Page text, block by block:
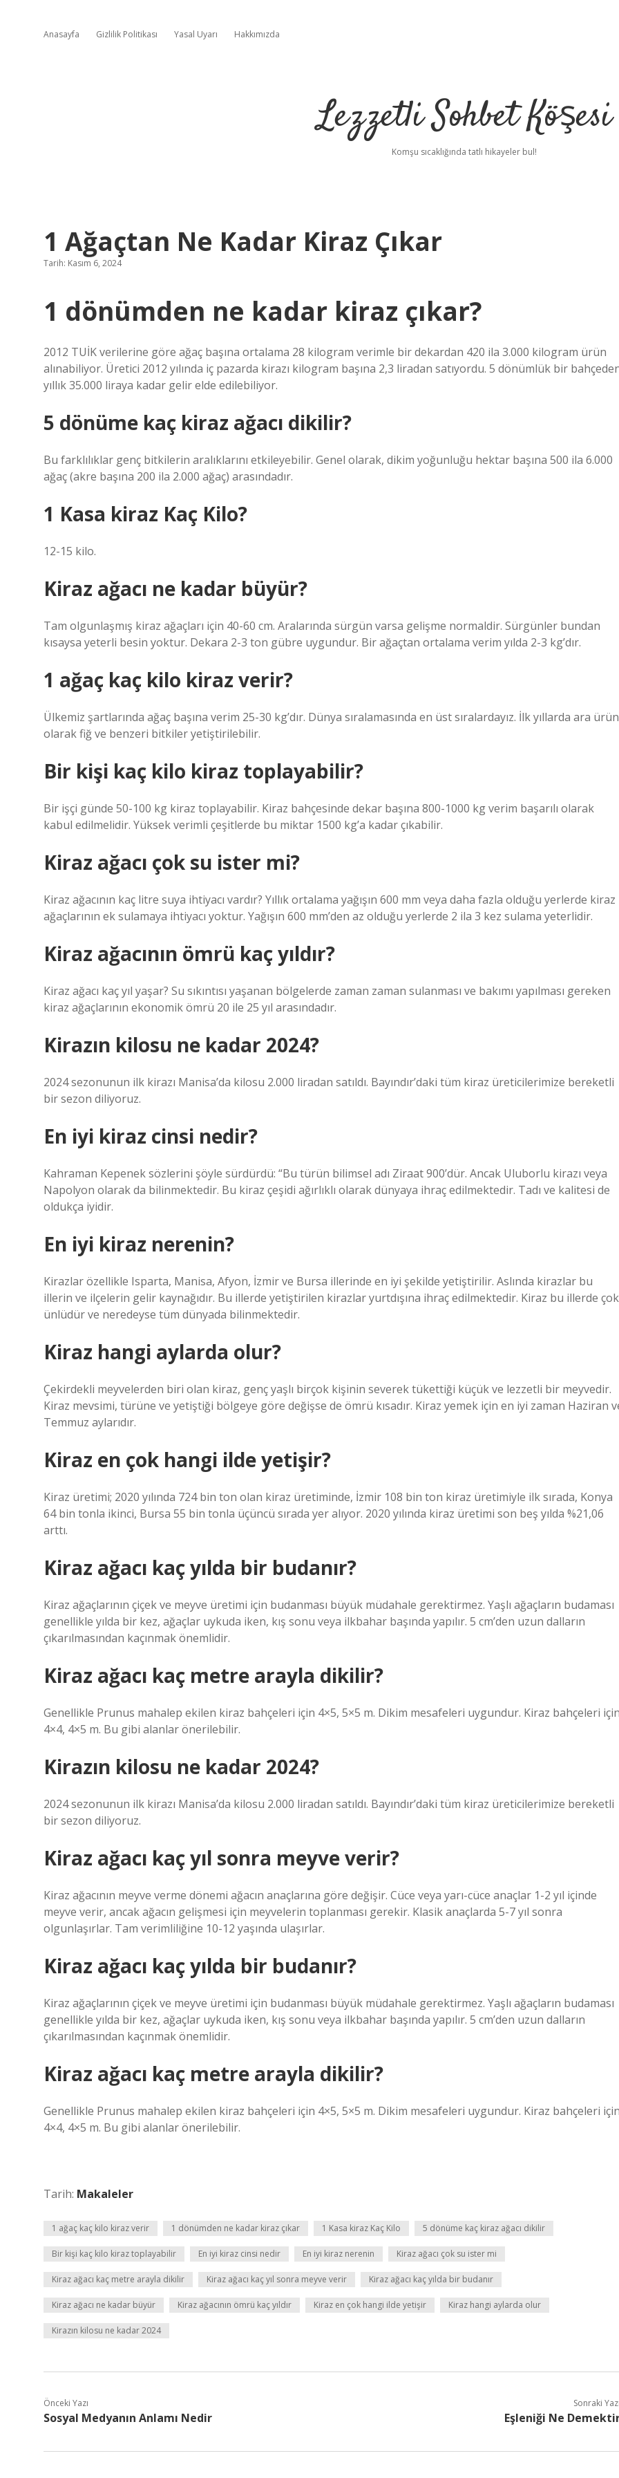
Anasayfa Gizlilik Politikası Yasal Uyarı Hakkımızda
Lezzetli Sohbet Köşesi
Komşu sıcaklığında tatlı hikayeler bul!
1 Ağaçtan Ne Kadar Kiraz Çıkar
Tarih: Kasım 6, 2024
1 dönümden ne kadar kiraz çıkar?
2012 TUİK verilerine göre ağaç başına ortalama 28 kilogram verimle bir dekardan 420 ila 3.000 kilogram ürün
alınabiliyor. Üretici 2012 yılında iç pazarda kirazı kilogram başına 2,3 liradan satıyordu. 5 dönümlük bir
yıllık 35.000 liraya kadar gelir elde edilebiliyor.
5 dönüme kaç kiraz ağacı dikilir?
Bu farklılıklar genç bitkilerin aralıklarını etkileyebilir. Genel olarak, dikim yoğunluğu hektar başına 500 ila 6.000
ağaç (akre başına 200 ila 2.000 ağaç) arasındadır.
1 Kasa kiraz Kaç Kilo?
12-15 kilo.
Kiraz ağacı ne kadar büyür?
Tam olgunlaşmış kiraz ağaçları için 40-60 cm. Aralarında sürgün varsa gelişme normaldir. Sürgünler bundan
kısaysa yeterli besin yoktur. Dekara 2-3 ton gübre uygundur. Bir ağaçtan ortalama verim yılda 2-3 kg’dır.
1 ağaç kaç kilo kiraz verir?
Ülkemiz şartlarında ağaç başına verim 25-30 kg’dır. Dünya sıralamasında en üst sıralardayız. İlk yıllarda ara ürün
olarak fiğ ve benzeri bitkiler yetiştirilebilir.
Bir kişi kaç kilo kiraz toplayabilir?
Bir işçi günde 50-100 kg kiraz toplayabilir. Kiraz bahçesinde dekar başına 800-1000 kg verim başarılı olarak
kabul edilmelidir. Yüksek verimli çeşitlerde bu miktar 1500 kg’a kadar çıkabilir.
Kiraz ağacı çok su ister mi?
Kiraz ağacının kaç litre suya ihtiyacı vardır? Yıllık ortalama yağışın 600 mm veya daha fazla olduğu yerlerde kiraz
ağaçlarının ek sulamaya ihtiyacı yoktur. Yağışın 600 mm’den az olduğu yerlerde 2 ila 3 kez sulama yeterlidir.
Kiraz ağacının ömrü kaç yıldır?
Kiraz ağacı kaç yıl yaşar? Su sıkıntısı yaşanan bölgelerde zaman zaman sulanması ve bakımı yapılması gereken
kiraz ağaçlarının ekonomik ömrü 20 ile 25 yıl arasındadır.
Kirazın kilosu ne kadar 2024?
2024 sezonunun ilk kirazı Manisa’da kilosu 2.000 liradan satıldı. Bayındır’daki tüm kiraz üreticilerimize bereketli
bir sezon diliyoruz.
En iyi kiraz cinsi nedir?
Kahraman Kepenek sözlerini şöyle sürdürdü: “Bu türün bilimsel adı Ziraat 900’dür. Ancak Uluborlu kirazı veya
Napolyon olarak da bilinmektedir. Bu kiraz çeşidi ağırlıklı olarak dünyaya ihraç edilmektedir. Tadı ve kalitesi de
oldukça iyidir.
En iyi kiraz nerenin?
Kirazlar özellikle Isparta, Manisa, Afyon, İzmir ve Bursa illerinde en iyi şekilde yetiştirilir. Aslında kirazlar bu
illerin ve ilçelerin gelir kaynağıdır. Bu illerde yetiştirilen kirazlar yurtdışına ihraç edilmektedir. Kiraz bu illerde çok
ünlüdür ve neredeyse tüm dünyada bilinmektedir.
Kiraz hangi aylarda olur?
Çekirdekli meyvelerden biri olan kiraz, genç yaşlı birçok kişinin severek tükettiği küçük ve lezzetli bir meyvedir.
Kiraz mevsimi, türüne ve yetiştiği bölgeye göre değişse de ömrü kısadır. Kiraz yemek için en iyi zaman Haziran
Temmuz aylarıdır.
Kiraz en çok hangi ilde yetişir?
Kiraz üretimi; 2020 yılında 724 bin ton olan kiraz üretiminde, İzmir 108 bin ton kiraz üretimiyle ilk sırada, Konya
64 bin tonla ikinci, Bursa 55 bin tonla üçüncü sırada yer alıyor. 2020 yılında kiraz üretimi son beş yılda %21,06
arttı.
Kiraz ağacı kaç yılda bir budanır?
Kiraz ağaçlarının çiçek ve meyve üretimi için budanması büyük müdahale gerektirmez. Yaşlı ağaçların budaması
genellikle yılda bir kez, ağaçlar uykuda iken, kış sonu veya ilkbahar başında yapılır. 5 cm’den uzun dalların
çıkarılmasından kaçınmak önemlidir.
Kiraz ağacı kaç metre arayla dikilir?
Genellikle Prunus mahalep ekilen kiraz bahçeleri için 4×5, 5×5 m. Dikim mesafeleri uygundur. Kiraz bahçeleri
4×4, 4×5 m. Bu gibi alanlar önerilebilir.
Kirazın kilosu ne kadar 2024?
2024 sezonunun ilk kirazı Manisa’da kilosu 2.000 liradan satıldı. Bayındır’daki tüm kiraz üreticilerimize bereketli
bir sezon diliyoruz.
Kiraz ağacı kaç yıl sonra meyve verir?
Kiraz ağacının meyve verme dönemi ağacın anaçlarına göre değişir. Cüce veya yarı-cüce anaçlar 1-2 yıl içinde
meyve verir, ancak ağacın gelişmesi için meyvelerin toplanması gerekir. Klasik anaçlarda 5-7 yıl sonra
olgunlaşırlar. Tam verimliliğine 10-12 yaşında ulaşırlar.
Kiraz ağacı kaç yılda bir budanır?
Kiraz ağaçlarının çiçek ve meyve üretimi için budanması büyük müdahale gerektirmez. Yaşlı ağaçların budaması
genellikle yılda bir kez, ağaçlar uykuda iken, kış sonu veya ilkbahar başında yapılır. 5 cm’den uzun dalların
çıkarılmasından kaçınmak önemlidir.
Kiraz ağacı kaç metre arayla dikilir?
Genellikle Prunus mahalep ekilen kiraz bahçeleri için 4×5, 5×5 m. Dikim mesafeleri uygundur. Kiraz bahçeleri
4×4, 4×5 m. Bu gibi alanlar önerilebilir.
Tarih: Makaleler
1 ağaç kaç kilo kiraz verir 1 dönümden ne kadar kiraz çıkar 1 Kasa kiraz Kaç Kilo 5 dönüme kaç kiraz ağacı dikilir
Bir kişi kaç kilo kiraz toplayabilir En iyi kiraz cinsi nedir En iyi kiraz nerenin Kiraz ağacı çok su ister mi
Kiraz ağacı kaç metre arayla dikilir Kiraz ağacı kaç yıl sonra meyve verir Kiraz ağacı kaç yılda bir budanır
Kiraz ağacı ne kadar büyür Kiraz ağacının ömrü kaç yıldır Kiraz en çok hangi ilde yetişir Kiraz hangi aylarda olur
Kirazın kilosu ne kadar 2024
Önceki Yazı
Sosyal Medyanın Anlamı Nedir
Sonraki
Eşleniği Ne